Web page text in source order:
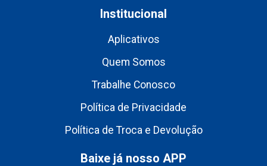
Institucional
Aplicativos
Quem Somos
Trabalhe Conosco
Política de Privacidade
Política de Troca e Devolução
Baixe já nosso APP